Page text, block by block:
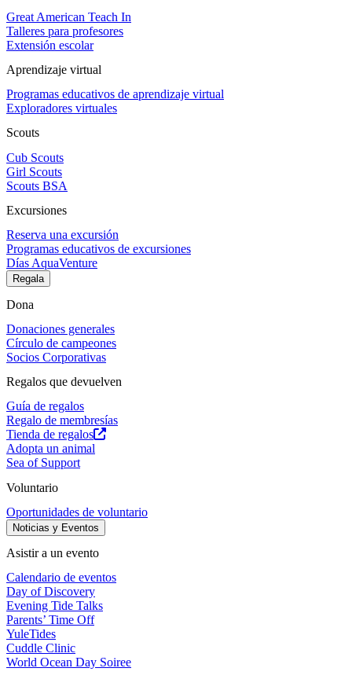
Great American Teach In
Talleres para profesores
Extensión escolar
Aprendizaje virtual
Programas educativos de aprendizaje virtual
Exploradores virtuales
Scouts
Cub Scouts
Girl Scouts
Scouts BSA
Excursiones
Reserva una excursión
Programas educativos de excursiones
Días AquaVenture
Regala
Dona
Donaciones generales
Círculo de campeones
Socios Corporativas
Regalos que devuelven
Guía de regalos
Regalo de membresías
Tienda de regalos
Adopta un animal
Sea of Support
Voluntario
Oportunidades de voluntario
Noticias y Eventos
Asistir a un evento
Calendario de eventos
Day of Discovery
Evening Tide Talks
Parents’ Time Off
YuleTides
Cuddle Clinic
World Ocean Day Soiree